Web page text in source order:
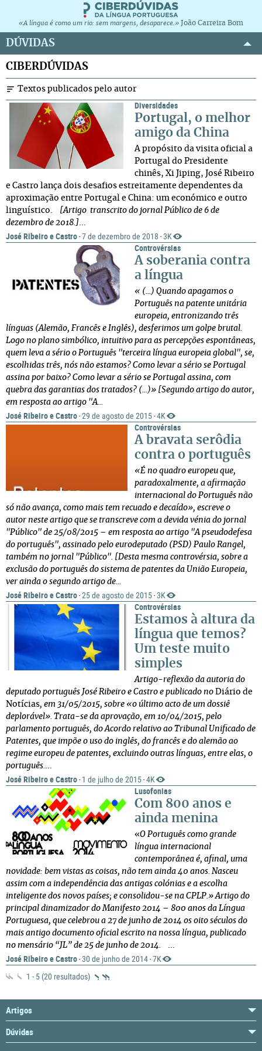
«A língua é como um rio: sem margens, desaparece.» João Carreira Bom
DÚVIDAS
CIBERDÚVIDAS
Textos publicados pelo autor
Diversidades
Portugal, o melhor
amigo da China
A propósito da visita oficial a
Portugal do Presidente
chinês, Xi Jiping, José Ribeiro
e Castro lança dois desafios estreitamente dependentes da
aproximação entre Portugal e China: um económico e outro
linguístico. [Artigo transcrito do jornal Público de 6 de
dezembro de 2018.]...
José Ribeiro e Castro · 7 de dezembro de 2018 · 3K
Controvérsias
A soberania contra
a língua
« (...) Quando apagamos o
Português na patente unitária
europeia, entronizando três
línguas (Alemão, Francês e Inglês), desferimos um golpe brutal.
Logo no plano simbólico, intuitivo para as percepções espontâneas,
quem leva a sério o Português "terceira língua europeia global", se,
escolhidas três, nós não estamos? Como levar a sério se Portugal
assina por baixo? Como levar a sério se Portugal assina, com
quebra das garantias dos tratados? (...)» [Segundo artigo do autor,
em resposta ao artigo "A...
José Ribeiro e Castro · 29 de agosto de 2015 · 4K
Controvérsias
A bravata serôdia
contra o português
«É no quadro europeu que,
paradoxalmente, a afirmação
internacional do Português não
só não avança, como mais tem recuado e decaído», escreve o
autor neste artigo que se transcreve com a devida vénia do jornal
"Público" de 25/08/2015 – em resposta ao artigo "A pseudodefesa
do português", assinado pelo eurodeputado (PSD) Paulo Rangel,
também no jornal "Público". [Desta mesma controvérsia, sobre a
exclusão do português do sistema de patentes da União Europeia,
ver ainda o segundo artigo de...
José Ribeiro e Castro · 25 de agosto de 2015 · 3K
Controvérsias
Estamos à altura da
língua que temos?
Um teste muito
simples
Artigo-reflexão da autoria do
deputado português José Ribeiro e Castro e publicado no Diário de
Notícias, em 31/05/2015, sobre «o último acto de um dossiê
deplorável». Trata-se da aprovação, em 10/04/2015, pelo
parlamento português, do Acordo relativo ao Tribunal Unificado de
Patentes, que impõe o uso do inglês, do francês e do alemão ao
regime europeu de patentes, excluindo outras línguas, entre elas, o
português....
José Ribeiro e Castro · 1 de julho de 2015 · 4K
Lusofonias
Com 800 anos e
ainda menina
«O Português como grande
língua internacional
contemporânea é, afinal, uma
novidade: bem vistas as coisas, não tem ainda 40 anos. Nasceu
assim com a independência das antigas colónias e a escolha
inteligente dos novos países; e consolidou-se na CPLP.»Artigo do
principal dinamizador do Manifesto 2014 – 800 anos da Língua
Portuguesa, que celebrou a 27 de junho de 2014 os oito séculos do
mais antigo documento oficial escrito na nossa língua, publicado
no mensário “JL” de 25 de junho de 2014. ...
José Ribeiro e Castro · 30 de junho de 2014 · 7K
1 - 5 (20 resultados)
Artigos
Dúvidas